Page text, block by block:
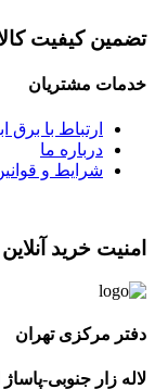
تضمین کیفیت
خدمات مشتریان
ارتباط با برق
درباره ما
شرایط و
امنیت خرید آنلاین
دفتر مرکزی تهران
لاله زار جنوبی-پاساژ